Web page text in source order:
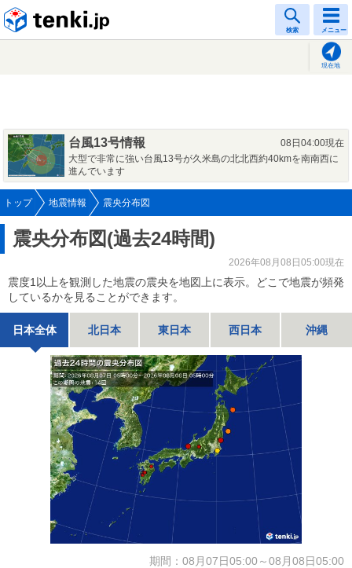
検索 メニュー
現在地
台風13号情報
08日04:00現在
大型で非常に強い台風13号が久米島の北北西約40kmを南南西に
進んでいます
トップ 地震情報 震央分布図
震央分布図(過去24時間)
2026年08月08日05:00現在
震度1以上を観測した地震の震央を地図上に表示。どこで地震が頻発
しているかを見ることができます。
日本全体 北日本 東日本 西日本 沖縄
期間：08月07日05:00～08月08日05:00